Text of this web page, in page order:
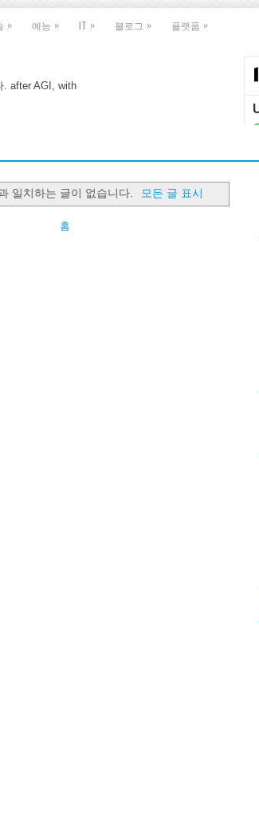
» 예능 » IT » 블로그 » 플랫폼 »
. after AGI, with
일치하는 글이 없습니다. 모든 글 표시
홈